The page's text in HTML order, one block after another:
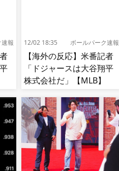
報 12/02 18:35 ボールパーク速報
【海外の反応】米番記者
「ドジャースは大谷翔平
株式会社だ」【MLB】